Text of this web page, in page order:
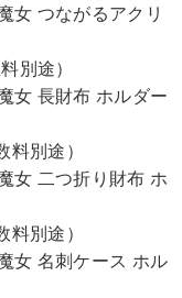
女 つながるアクリ
別途）
女 長財布 ホルダー
料別途）
女 二つ折り財布 ホ
料別途）
女 名刺ケース ホル